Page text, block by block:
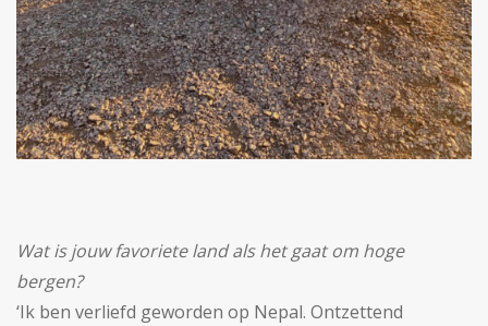
Wat is jouw favoriete land als het gaat om hoge
bergen?
‘Ik ben verliefd geworden op Nepal. Ontzettend